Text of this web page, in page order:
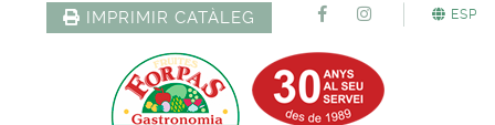
ESP
IMPRIMIR CATÀLEG